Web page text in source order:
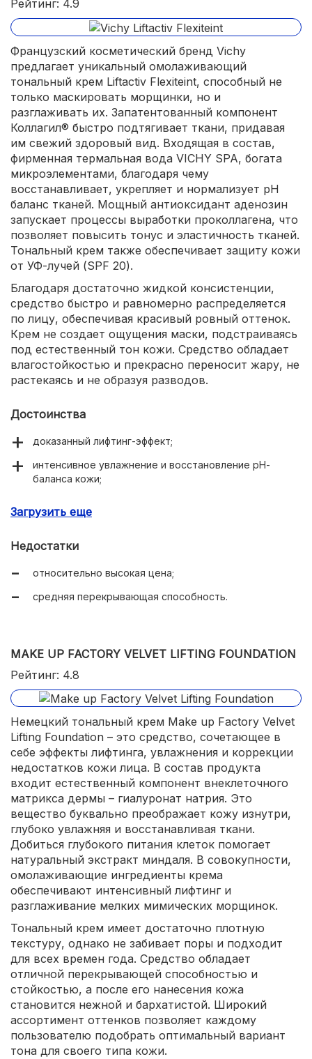
Рейтинг: 4.9
Французский косметический бренд Vichy
предлагает уникальный омолаживающий
тональный крем Liftactiv Flexiteint, способный не
только маскировать морщинки, но и
разглаживать их. Запатентованный компонент
Коллагил® быстро подтягивает ткани, придавая
им свежий здоровый вид. Входящая в состав,
фирменная термальная вода VICHY SPA, богата
микроэлементами, благодаря чему
восстанавливает, укрепляет и нормализует рН
баланс тканей. Мощный антиоксидант аденозин
запускает процессы выработки проколлагена, что
позволяет повысить тонус и эластичность тканей.
Тональный крем также обеспечивает защиту кожи
от УФ-лучей (SPF 20).
Благодаря достаточно жидкой консистенции,
средство быстро и равномерно распределяется
по лицу, обеспечивая красивый ровный оттенок.
Крем не создает ощущения маски, подстраиваясь
под естественный тон кожи. Средство обладает
влагостойкостью и прекрасно переносит жару, не
растекаясь и не образуя разводов.
Достоинства
доказанный лифтинг-эффект;
интенсивное увлажнение и восстановление рН-
баланса кожи;
комфортная для нанесения текстура;
способность подстраиваться под естественный тон
Загрузить еще
Недостатки
относительно высокая цена;
средняя перекрывающая способность.
MAKE UP FACTORY VELVET LIFTING FOUNDATION
Рейтинг: 4.8
Немецкий тональный крем Make up Factory Velvet
Lifting Foundation – это средство, сочетающее в
себе эффекты лифтинга, увлажнения и коррекции
недостатков кожи лица. В состав продукта
входит естественный компонент внеклеточного
матрикса дермы – гиалуронат натрия. Это
вещество буквально преображает кожу изнутри,
глубоко увлажняя и восстанавливая ткани.
Добиться глубокого питания клеток помогает
натуральный экстракт миндаля. В совокупности,
омолаживающие ингредиенты крема
обеспечивают интенсивный лифтинг и
разглаживание мелких мимических морщинок.
Тональный крем имеет достаточно плотную
текстуру, однако не забивает поры и подходит
для всех времен года. Средство обладает
отличной перекрывающей способностью и
стойкостью, а после его нанесения кожа
становится нежной и бархатистой. Широкий
ассортимент оттенков позволяет каждому
пользователю подобрать оптимальный вариант
тона для своего типа кожи.